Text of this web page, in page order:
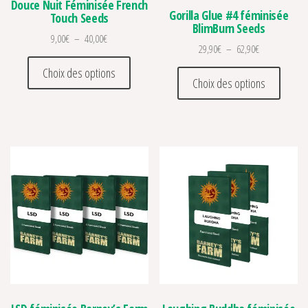
Douce Nuit Féminisée French
Touch Seeds
9,00€ – 40,00€Plage de prix : 9,00€ à 40,00€
Choix des options
Ce produit a plusieurs variations. Les
Gorilla Glue #4 féminisée
BlimBurn Seeds
29,90€ – 62,90€Plage de prix
Choix des options
Ce